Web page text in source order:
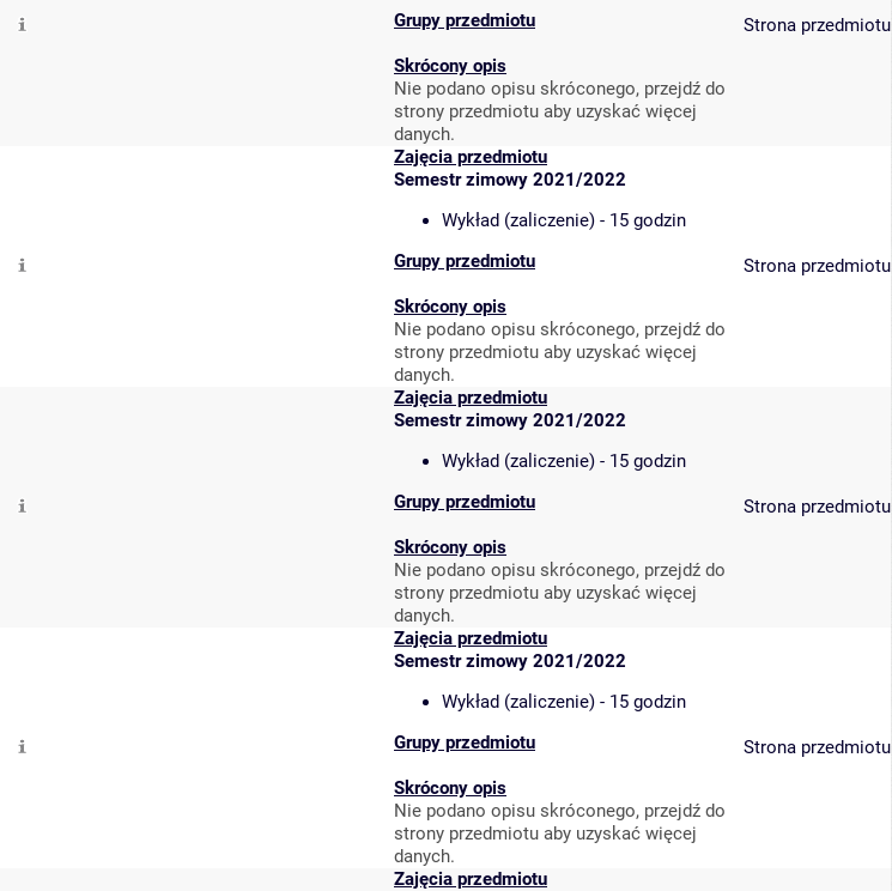
Grupy przedmiotu
Skrócony opis
Nie podano opisu skróconego, przejdź do
strony przedmiotu aby uzyskać więcej
danych.
Strona przedmiotu
Zajęcia przedmiotu
Semestr zimowy 2021/2022
Wykład (zaliczenie) - 15 godzin
Grupy przedmiotu
Skrócony opis
Nie podano opisu skróconego, przejdź do
strony przedmiotu aby uzyskać więcej
danych.
Strona przedmiotu
Zajęcia przedmiotu
Semestr zimowy 2021/2022
Wykład (zaliczenie) - 15 godzin
Grupy przedmiotu
Skrócony opis
Nie podano opisu skróconego, przejdź do
strony przedmiotu aby uzyskać więcej
danych.
Strona przedmiotu
Zajęcia przedmiotu
Semestr zimowy 2021/2022
Wykład (zaliczenie) - 15 godzin
Grupy przedmiotu
Skrócony opis
Nie podano opisu skróconego, przejdź do
strony przedmiotu aby uzyskać więcej
danych.
Strona przedmiotu
Zajęcia przedmiotu